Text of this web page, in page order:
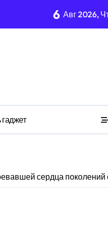
системах
индивидуума
6 Авг 2026,
сердца